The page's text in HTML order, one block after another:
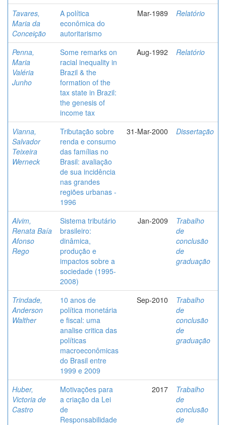
Tavares,
Maria da
Conceição
A política
econômica do
autoritarismo
Mar-1989 Relatório
Penna,
Maria
Valéria
Junho
Some remarks on
racial inequality in
Brazil & the
formation of the
tax state in Brazil:
the genesis of
income tax
Aug-1992 Relatório
Vianna,
Salvador
Teixeira
Werneck
Tributação sobre
renda e consumo
das famílias no
Brasil: avaliação
de sua incidência
nas grandes
regiões urbanas -
1996
31-Mar-2000 Dissertação
Alvim,
Renata Baía
Afonso
Rego
Sistema tributário
brasileiro:
dinâmica,
produção e
impactos sobre a
sociedade (1995-
2008)
Jan-2009
Trabalho
de
conclusão
de
graduação
Trindade,
Anderson
Walther
10 anos de
política monetária
e fiscal: uma
analise critica das
políticas
macroeconômicas
do Brasil entre
1999 e 2009
Sep-2010
Trabalho
de
conclusão
de
graduação
Huber,
Victoria de
Castro
Motivações para
a criação da Lei
de
Responsabilidade
2017
Trabalho
de
conclusão
de